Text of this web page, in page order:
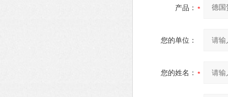
产品：
您的单位：
您的姓名：